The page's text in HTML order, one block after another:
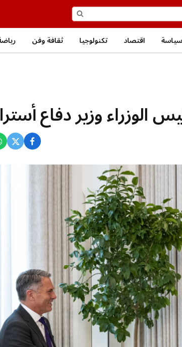
سياسة اقتصاد تكنولوجيا ثقافة وفن
وزير دفاع